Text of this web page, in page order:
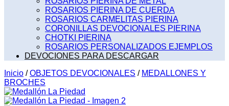
ROSARIOS PIERINA DE CUERDA
ROSARIOS CARMELITAS PIERINA
CORONILLAS DEVOCIONALES PIERINA
CHOTKI PIERINA
ROSARIOS PERSONALIZADOS EJEMPLOS
DEVOCIONES PARA DESCARGAR
Inicio / OBJETOS DEVOCIONALES / MEDALLONES Y
BROCHES